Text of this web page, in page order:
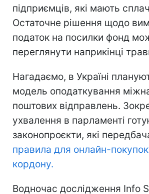
підприємців, які мають
Остаточне рішення щодо
податок на посилки фонд
переглянути наприкінці
Нагадаємо, в Україні
модель оподаткування
поштових відправлень.
ухвалення в парламенті
законопроєкти, які
правила для онлайн-покупок
кордону.
Водночас дослідження Info